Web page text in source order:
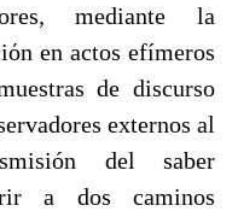
mediante la
en actos efímeros
de discurso
externos al
del saber
a dos caminos